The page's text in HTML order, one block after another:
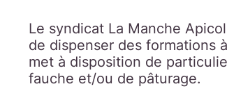
Le syndicat La Manche
de dispenser des formations
met à disposition de
fauche et/ou de pâturage.